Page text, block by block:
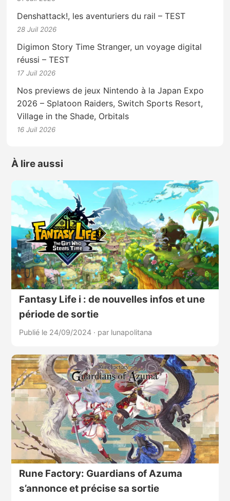
Denshattack!, les aventuriers du rail – TEST
28 Juil 2026
Digimon Story Time Stranger, un voyage digital
réussi – TEST
17 Juil 2026
Nos previews de jeux Nintendo à la Japan Expo
2026 – Splatoon Raiders, Switch Sports Resort,
Village in the Shade, Orbitals
16 Juil 2026
À lire aussi
Fantasy Life i : de nouvelles infos et une
période de sortie
Publié le 24/09/2024 · par lunapolitana
Rune Factory: Guardians of Azuma
s’annonce et précise sa sortie